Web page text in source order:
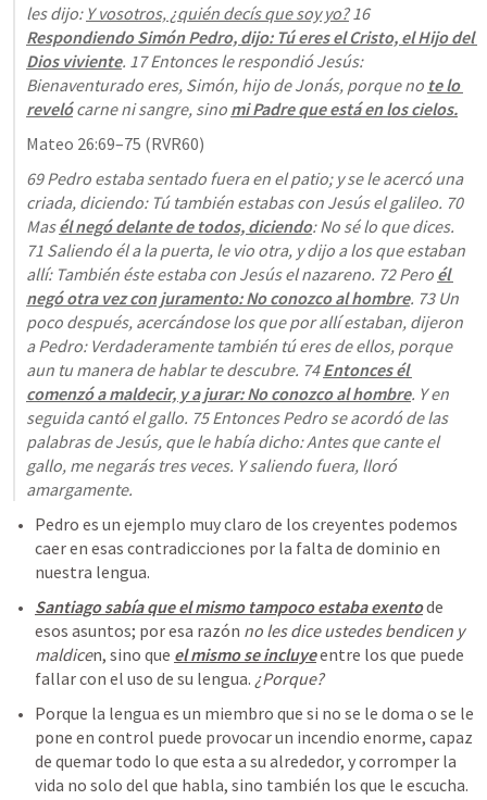
les dijo: Y vosotros, ¿quién decís que soy yo?
16
Respondiendo Simón Pedro, dijo: Tú eres el Cristo, el Hijo del
Dios viviente. 17 Entonces le respondió Jesús:
Bienaventurado eres, Simón, hijo de Jonás, porque no te lo
reveló carne ni sangre, sino mi Padre que está en los cielos.
Mateo 26:69–75 (RVR60)
69 Pedro estaba sentado fuera en el patio; y se le acercó una
criada, diciendo: Tú también estabas con Jesús el galileo. 70
Mas él negó delante de todos, diciendo: No sé lo que dices.
71 Saliendo él a la puerta, le vio otra, y dijo a los que estaban
allí: También éste estaba con Jesús el nazareno. 72 Pero él
negó otra vez con juramento: No conozco al hombre. 73 Un
poco después, acercándose los que por allí estaban, dijeron
a Pedro: Verdaderamente también tú eres de ellos, porque
aun tu manera de hablar te descubre. 74 Entonces él
comenzó a maldecir, y a jurar: No conozco al hombre. Y en
seguida cantó el gallo. 75 Entonces Pedro se acordó de las
palabras de Jesús, que le había dicho: Antes que cante el
gallo, me negarás tres veces. Y saliendo fuera, lloró
amargamente.
Pedro es un ejemplo muy claro de los creyentes podemos
caer en esas contradicciones por la falta de dominio en
nuestra lengua.
Santiago sabía que el mismo tampoco estaba exento de
esos asuntos; por esa razón no les dice ustedes bendicen y
maldicen, sino que el mismo se incluye entre los que puede
fallar con el uso de su lengua. ¿Porque?
Porque la lengua es un miembro que si no se le doma o se le
pone en control puede provocar un incendio enorme, capaz
de quemar todo lo que esta a su alrededor, y corromper la
vida no solo del que habla, sino también los que le escucha.